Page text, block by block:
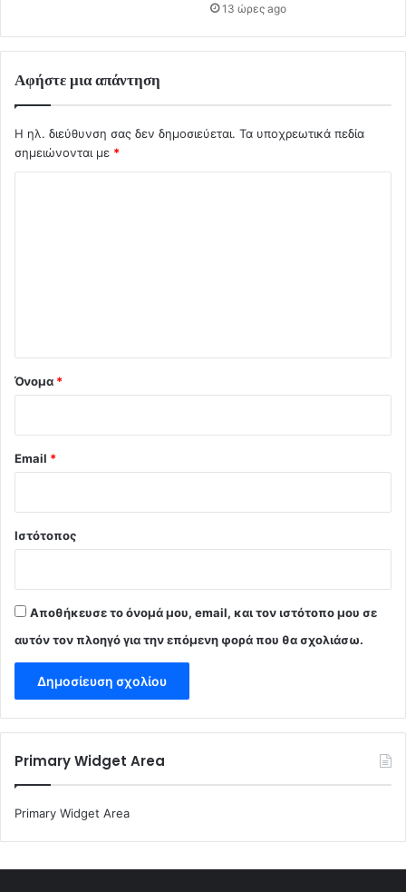
13 ώρες ago
Αφήστε μια απάντηση
Η ηλ. διεύθυνση σας δεν δημοσιεύεται. Τα υποχρεωτικά πεδία
σημειώνονται με *
Όνομα *
Email *
Ιστότοπος
Αποθήκευσε το όνομά μου, email, και τον ιστότοπο μου σε
αυτόν τον πλοηγό για την επόμενη φορά που θα σχολιάσω.
Primary Widget Area
Primary Widget Area